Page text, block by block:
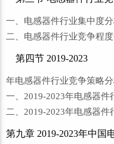
一、电感器件行业集中度
二、电感器件行业竞争程
第四节 2019-2023
年电感器件行业竞争策略
一、2019-2023年电感器件
二、2019-2023年电感器
第九章 2019-2023年中国